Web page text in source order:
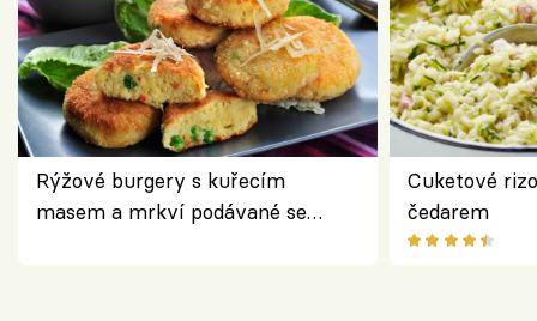
Rýžové burgery s kuřecím
masem a mrkví podávané se
Cuketové
čedarem